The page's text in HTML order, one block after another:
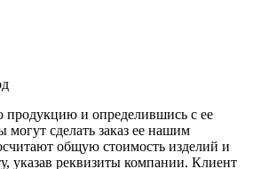
и определившись с ее
могут сделать заказ ее нашим
общую стоимость изделий и
указав реквизиты компании. Клиент